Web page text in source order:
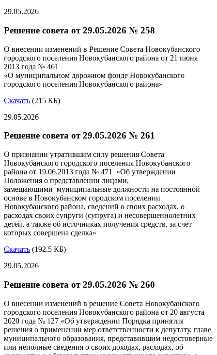
29.05.2026
Решение совета от 29.05.2026 № 258
О внесении изменений в Решение Совета Новокубанского
городского поселения Новокубанского района от 21 июня
2013 года № 461
«О муниципальном дорожном фонде Новокубанского
городского поселения Новокубанского района»
Скачать (215 КБ)
29.05.2026
Решение совета от 29.05.2026 № 261
О признании утратившим силу решения Совета
Новокубанского городского поселения Новокубанского
района от 19.06.2013 года № 471 «Об утверждении
Положения о представлении лицами,
замещающими муниципальные должности на постоянной
основе в Новокубанском городском поселении
Новокубанского района, сведений о своих расходах, о
расходах своих супруги (супруга) и несовершеннолетних
детей, а также об источниках получения средств, за счет
которых совершена сделка»
Скачать (192.5 КБ)
29.05.2026
Решение совета от 29.05.2026 № 260
О внесении изменений в решение Совета Новокубанского
городского поселения Новокубанского района от 20 августа
2020 года № 127 «Об утверждении Порядка принятия
решения о применении мер ответственности к депутату, главе
муниципального образования, представившим недостоверные
или неполные сведения о своих доходах, расходах, об